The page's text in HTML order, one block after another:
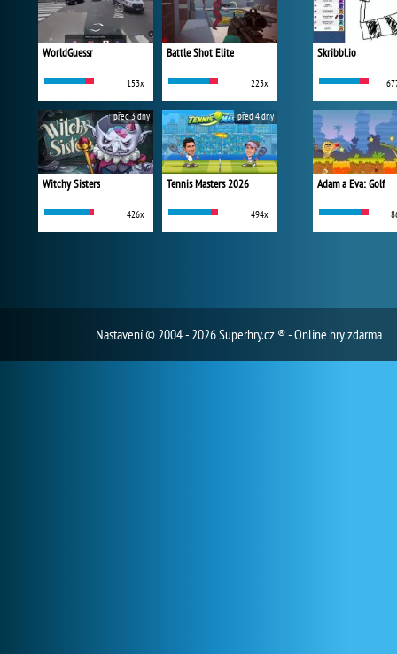
WorldGuessr
153x
Battle Shot Elite
223x
Witchy Sisters
426x
před 3 dny
Tennis Masters 2026
494x
před 4 dny
Skribbl.io
Adam a Eva: Golf
Nastavení© 2004 - 2026 Superhry.cz ® - Online hry zdarma